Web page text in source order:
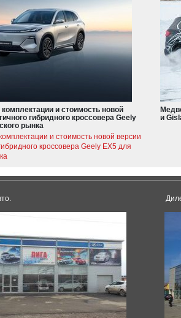
и стоимость новой
гибридного кроссовера Geely
рынка
и стоимость новой версии
кроссовера Geely EX5 для
и